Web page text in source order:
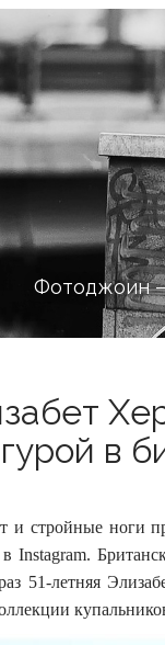
Фотоджоин
в
стройные ноги
Instagram.
51-летняя